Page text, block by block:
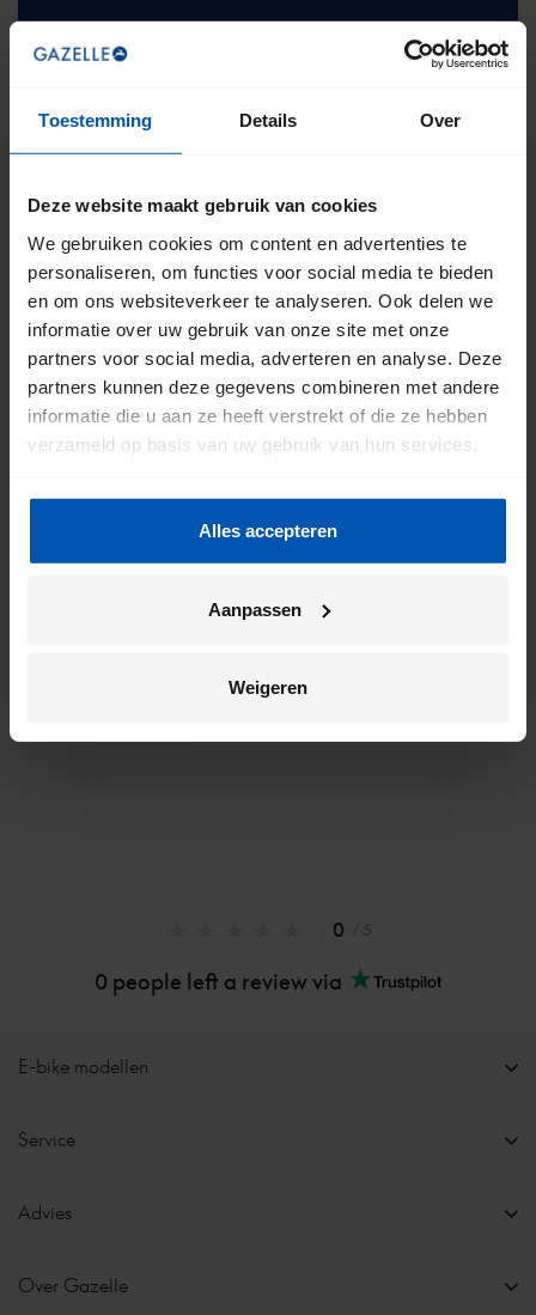
Toestemming Details Over
Deze website maakt gebruik van cookies
We gebruiken cookies om content en advertenties te
personaliseren, om functies voor social media te bieden
en om ons websiteverkeer te analyseren. Ook delen we
informatie over uw gebruik van onze site met onze
partners voor social media, adverteren en analyse. Deze
partners kunnen deze gegevens combineren met andere
informatie die u aan ze heeft verstrekt of die ze hebben
verzameld op basis van uw gebruik van hun services.
Alles accepteren
Aanpassen
Weigeren
BEZOEK DE WEBSITE
0
0 people left a review via
Meld je aan voor onze nieuwsbrief
Door mij aan te melden ga ik akkoord met het
TERUG NAAR BOVEN
E-bike modellen
Service
Advies
Over Gazelle